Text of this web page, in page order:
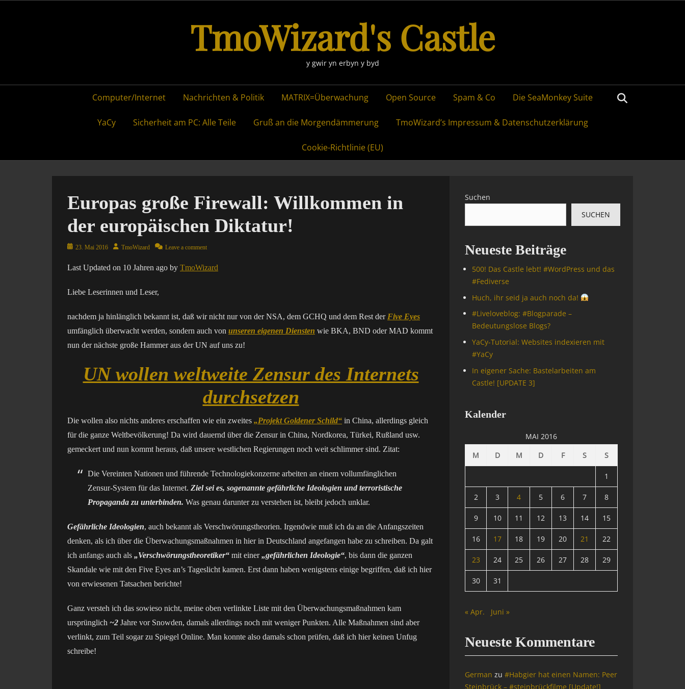
TmoWizard's Castle
y gwir yn erbyn y byd
PrimaryComputer/Internet Nachrichten & Politik MATRIX=Überwachung Open Source Spam & Co Die SeaMonkey Suite
YaCy Sicherheit am PC: Alle Teile Gruß an die Morgendämmerung TmoWizard’s Impressum & Datenschutzerklärung
Cookie-Richtlinie (EU)
Europas große Firewall: Willkommen in
der europäischen Diktatur!
Posted23. Mai 2016 AuthorTmoWizard Leave a comment
Last Updated on 10 Jahren ago by TmoWizard
Liebe Leserinnen und Leser,
nachdem ja hinlänglich bekannt ist, daß wir nicht nur von der NSA, dem GCHQ und dem Rest der Five Eyes
umfänglich überwacht werden, sondern auch von unseren eigenen Diensten wie BKA, BND oder MAD kommt
nun der nächste große Hammer aus der UN auf uns zu!
UN wollen weltweite Zensur des Internets
durchsetzen
Die wollen also nichts anderes erschaffen wie ein zweites „Projekt Goldener Schild“ in China, allerdings gleich
für die ganze Weltbevölkerung! Da wird dauernd über die Zensur in China, Nordkorea, Türkei, Rußland usw.
gemeckert und nun kommt heraus, daß unsere westlichen Regierungen noch weit schlimmer sind. Zitat:
Die Vereinten Nationen und führende Technologiekonzerne arbeiten an einem vollumfänglichen
Zensur-System für das Internet. Ziel sei es, sogenannte gefährliche Ideologien und terroristische
Propaganda zu unterbinden. Was genau darunter zu verstehen ist, bleibt jedoch unklar.
Gefährliche Ideologien, auch bekannt als Verschwörungstheorien. Irgendwie muß ich da an die Anfangszeiten
denken, als ich über die Überwachungsmaßnahmen in hier in Deutschland angefangen habe zu schreiben. Da galt
ich anfangs auch als „Verschwörungstheoretiker“ mit einer„gefährlichen Ideologie“, bis dann die ganzen
Skandale wie mit den Five Eyes an’s Tageslicht kamen. Erst dann haben wenigstens einige begriffen, daß ich hier
von erwiesenen Tatsachen berichte!
Ganz versteh ich das sowieso nicht, meine oben verlinkte Liste mit den Überwachungsmaßnahmen kam
ursprünglich ~2 Jahre vor Snowden, damals allerdings noch mit weniger Punkten. Alle Maßnahmen sind aber
verlinkt, zum Teil sogar zu Spiegel Online. Man konnte also damals schon prüfen, daß ich hier keinen Unfug
schreibe!
Suchen
SUCHEN
Neueste Beiträge
500! Das Castle lebt! #WordPress und das
#Fediverse
Huch, ihr seid ja auch noch da!
#Livelove­blog: #Blogparade –
Bedeutungslose Blogs?
YaCy-Tutorial: Websites indexieren mit
#YaCy
In eigener Sache: Bastelarbeiten am
Castle! [UPDATE 3]
Kalender
MAI 2016
M
D M D F S S
1
2 3 4 5 6 7 8
9 10 11 12 13 14 15
16 17 18 19 20 21 22
23 24 25 26 27 28 29
30 31
« Apr. Juni »
Neueste Kommentare
German zu #Habgier hat einen Namen: Peer
Steinbrück – #steinbrückfilme [Update!]